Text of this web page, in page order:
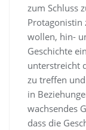
zum Schluss
Protagonistin
wollen, hin-
Geschichte
unterstreicht
zu treffen
in
wachsendes
dass die